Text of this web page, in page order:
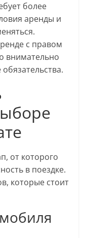
более
аренды и
с правом
внимательно
от которого
в поездке.
которые стоит